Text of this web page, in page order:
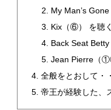
My Man’s
Kix（⑥） を聴
Back Seat
Jean Pierre（
全般をとおして・
帝王が経験した、